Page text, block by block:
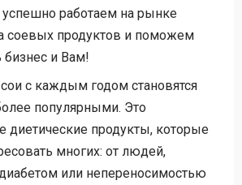
работаем на рынке
соевых продуктов и поможем
бизнес и Вам!
с каждым годом становятся
популярными. Это
диетические продукты, которые
многих: от людей,
или непереносимостью